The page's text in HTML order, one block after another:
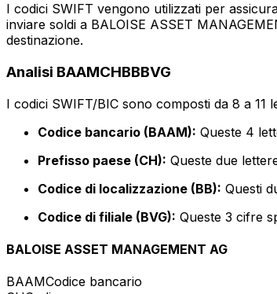
I codici SWIFT vengono utilizzati per
inviare soldi a BALOISE ASSET
destinazione.
Analisi BAAMCHBBBVG
I codici SWIFT/BIC sono composti da 8 a
Codice bancario (BAAM): Queste 4
Prefisso paese (CH): Queste due
Codice di localizzazione (BB): Questi
Codice di filiale (BVG): Queste 3 cifre
BALOISE ASSET MANAGEMENT AG
BAAMCodice bancario